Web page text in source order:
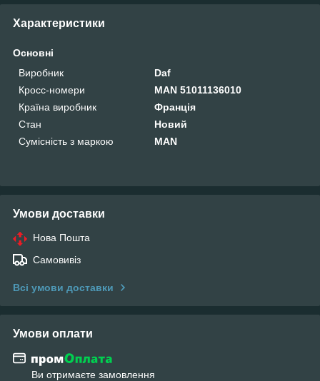
Характеристики
Основні
Виробник
Daf
Кросс-номери
MAN 51011136010
Країна виробник
Франція
Стан
Новий
Сумісність з маркою
MAN
Умови доставки
Нова Пошта
Самовивіз
Всі умови доставки
Умови оплати
Ви отримаєте замовлення